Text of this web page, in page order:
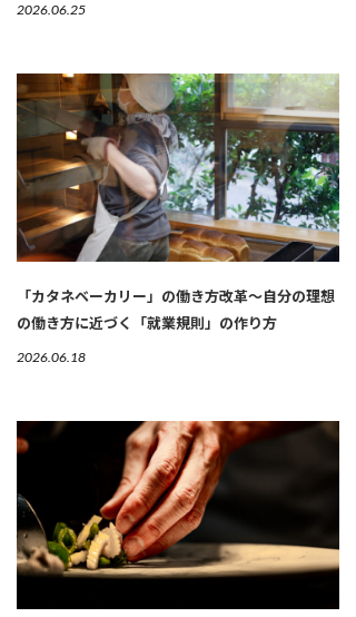
2026.06.25
「カタネベーカリー」の働き方改革～自分の理想
の働き方に近づく「就業規則」の作り方
2026.06.18